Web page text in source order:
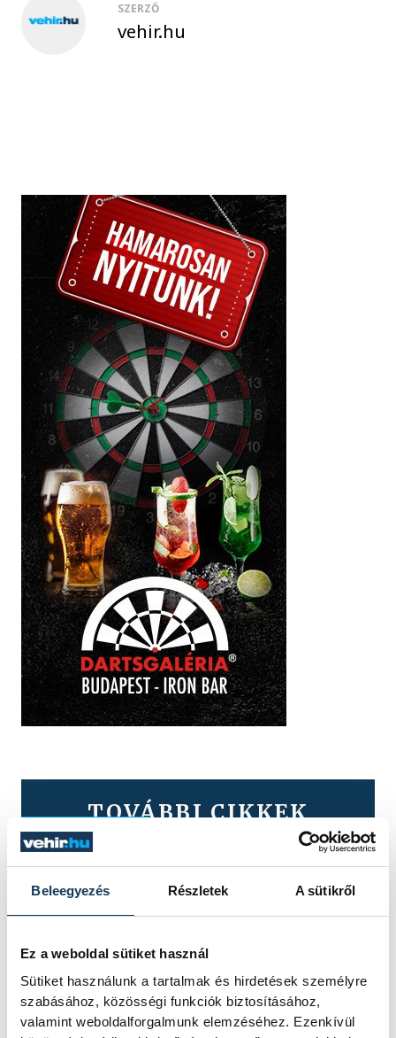
Beleegyezés Részletek A sütikről
Ez a weboldal sütiket használ
Sütiket használunk a tartalmak és hirdetések személyre
szabásához, közösségi funkciók biztosításához,
valamint weboldalforgalmunk elemzéséhez. Ezenkívül
SZERZŐ
vehir.hu
TOVÁBBI CIKKEK
KÖZÉRDEKŰ
Ismét permetezik a
vadgesztenyefákat
Veszprémben
A VKSZ Zrt. tájékoztatása szerint
augusztus 7. és 17. között